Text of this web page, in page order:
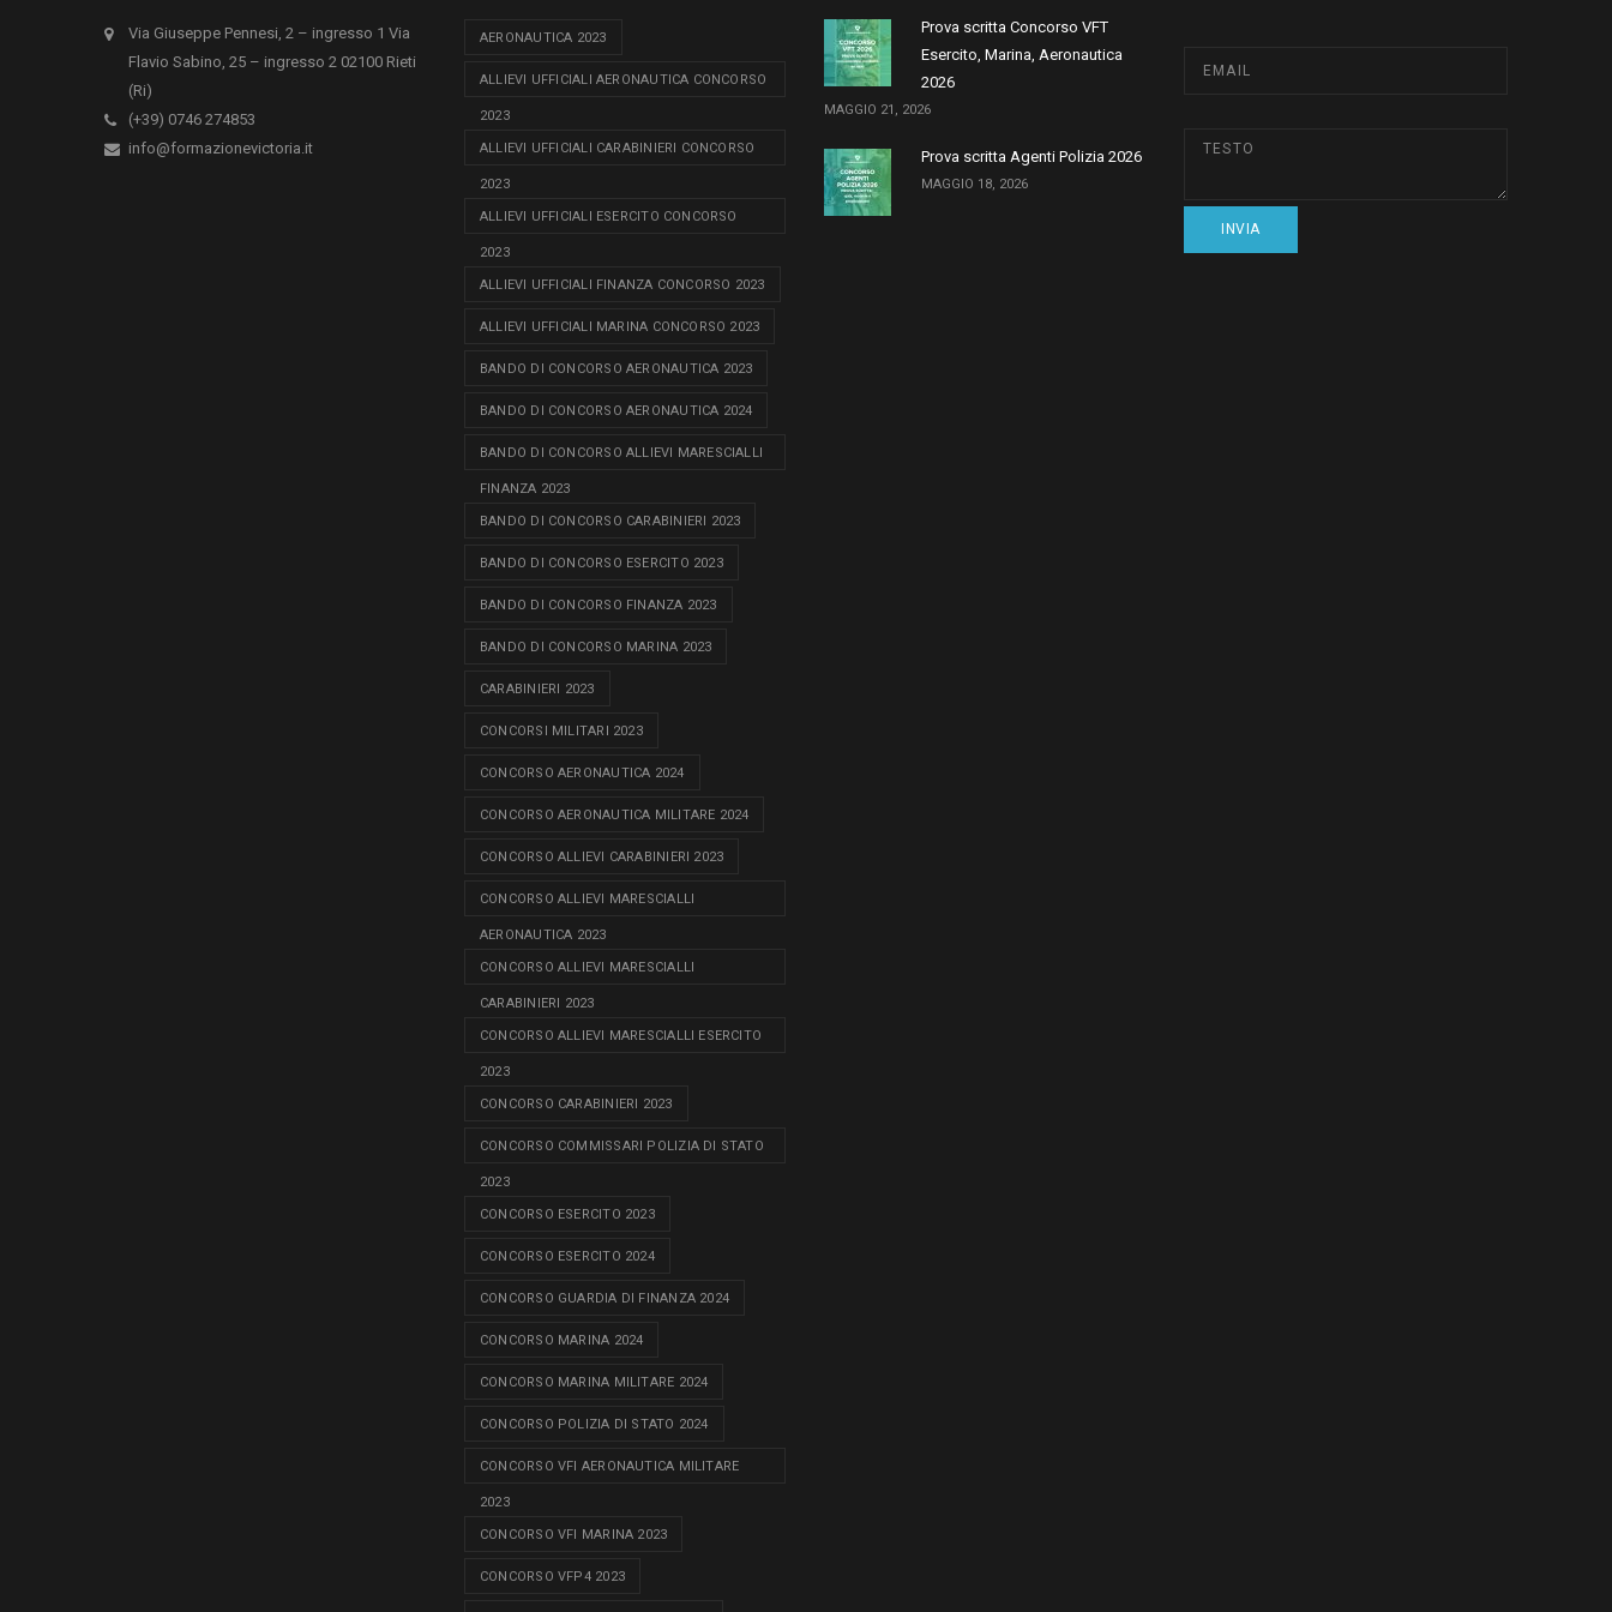
Via Giuseppe Pennesi, 2 – ingresso 1 Via
Flavio Sabino, 25 – ingresso 2 02100 Rieti
(Ri)
(+39) 0746 274853
info@formazionevictoria.it
AERONAUTICA 2023
ALLIEVI UFFICIALI AERONAUTICA CONCORSO
2023
ALLIEVI UFFICIALI CARABINIERI CONCORSO
2023
ALLIEVI UFFICIALI ESERCITO CONCORSO
2023
ALLIEVI UFFICIALI FINANZA CONCORSO 2023
ALLIEVI UFFICIALI MARINA CONCORSO 2023
BANDO DI CONCORSO AERONAUTICA 2023
BANDO DI CONCORSO AERONAUTICA 2024
BANDO DI CONCORSO ALLIEVI MARESCIALLI
FINANZA 2023
BANDO DI CONCORSO CARABINIERI 2023
BANDO DI CONCORSO ESERCITO 2023
BANDO DI CONCORSO FINANZA 2023
BANDO DI CONCORSO MARINA 2023
CARABINIERI 2023
CONCORSI MILITARI 2023
CONCORSO AERONAUTICA 2024
CONCORSO AERONAUTICA MILITARE 2024
CONCORSO ALLIEVI CARABINIERI 2023
CONCORSO ALLIEVI MARESCIALLI
AERONAUTICA 2023
CONCORSO ALLIEVI MARESCIALLI
CARABINIERI 2023
CONCORSO ALLIEVI MARESCIALLI ESERCITO
2023
CONCORSO CARABINIERI 2023
CONCORSO COMMISSARI POLIZIA DI STATO
2023
CONCORSO ESERCITO 2023
CONCORSO ESERCITO 2024
CONCORSO GUARDIA DI FINANZA 2024
CONCORSO MARINA 2024
CONCORSO MARINA MILITARE 2024
CONCORSO POLIZIA DI STATO 2024
CONCORSO VFI AERONAUTICA MILITARE
2023
CONCORSO VFI MARINA 2023
CONCORSO VFP4 2023
Prova scritta Concorso VFT
Esercito, Marina, Aeronautica
2026
MAGGIO 21, 2026
Prova scritta Agenti Polizia 2026
MAGGIO 18, 2026